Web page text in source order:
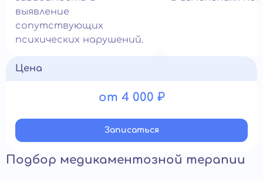
выявление
сопутствующих
психических нарушений.
Цена
от 4 000 ₽
Записатьcя
Подбор медикаментозной терапии